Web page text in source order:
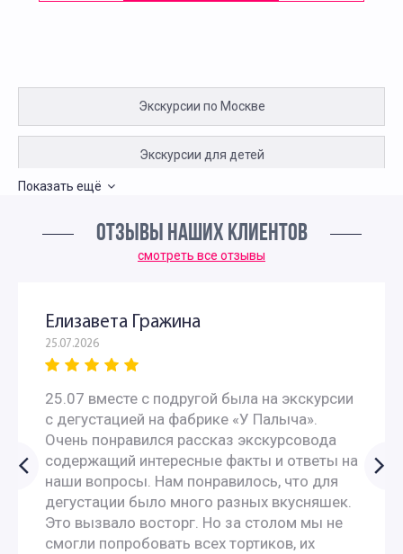
Экскурсии по Москве
Экскурсии для детей
Интересные экскурсии для подростков в Москве
Экскурсии для китайцев по Москве
Экскурсии по Москве на английском языке для
иностранцев
Экскурсии по Москве на французском
Экскурсии по Москве на испанском языке
Показать ещё
ОТЗЫВЫ НАШИХ КЛИЕНТОВ
смотреть все отзывы
Елизавета Гражина
25.07.2026
25.07 вместе с подругой была на экскурсии
с дегустацией на фабрике «У Палыча».
Очень понравился рассказ экскурсовода
содержащий интересные факты и ответы на
наши вопросы. Нам понравилось, что для
дегустации было много разных вкусняшек.
Это вызвало восторг. Но за столом мы не
смогли попробовать всех тортиков, их